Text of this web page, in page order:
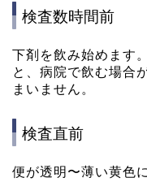
検査数時間前
下剤を飲み始めます
と、病院で飲む場合
まいません。
検査直前
便が透明〜薄い黄色